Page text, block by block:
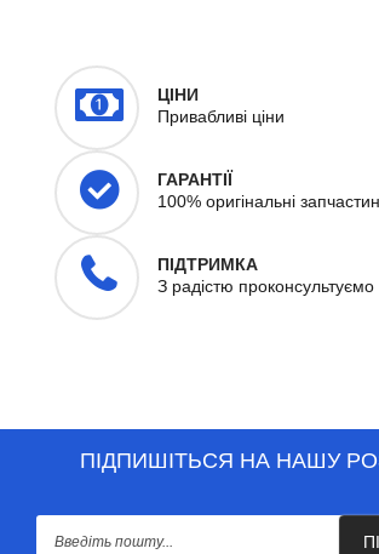
ЦІНИ
Привабливі ціни
ГАРАНТІЇ
100% оригінальні
ПІДТРИМКА
З радістю проконсультуємо
ПІДПИШІТЬСЯ НА НАШУ